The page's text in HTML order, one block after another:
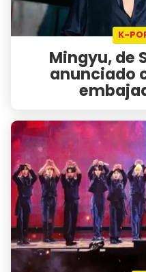
K-
Mingyu, de
anunciado